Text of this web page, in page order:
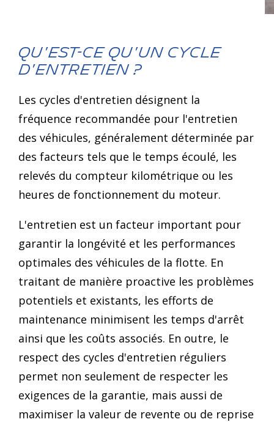
Qu'est-ce qu'un cycle
d'entretien ?
Les cycles d'entretien désignent la
fréquence recommandée pour l'entretien
des véhicules, généralement déterminée par
des facteurs tels que le temps écoulé, les
relevés du compteur kilométrique ou les
heures de fonctionnement du moteur.
L'entretien est un facteur important pour
garantir la longévité et les performances
optimales des véhicules de la flotte. En
traitant de manière proactive les problèmes
potentiels et existants, les efforts de
maintenance minimisent les temps d'arrêt
ainsi que les coûts associés. En outre, le
respect des cycles d'entretien réguliers
permet non seulement de respecter les
exigences de la garantie, mais aussi de
maximiser la valeur de revente ou de reprise